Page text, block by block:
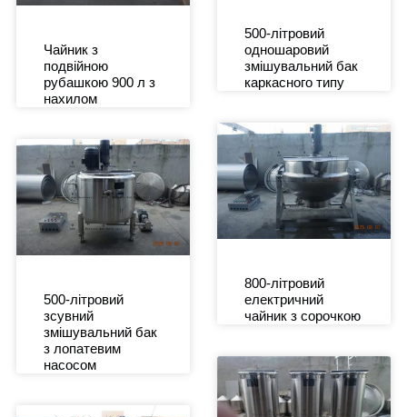
Чайник з
подвійною
рубашкою 900 л з
нахилом
500-літровий
одношаровий
змішувальний бак
каркасного типу
500-літровий
зсувний
змішувальний бак
з лопатевим
насосом
800-літровий
електричний
чайник з сорочкою